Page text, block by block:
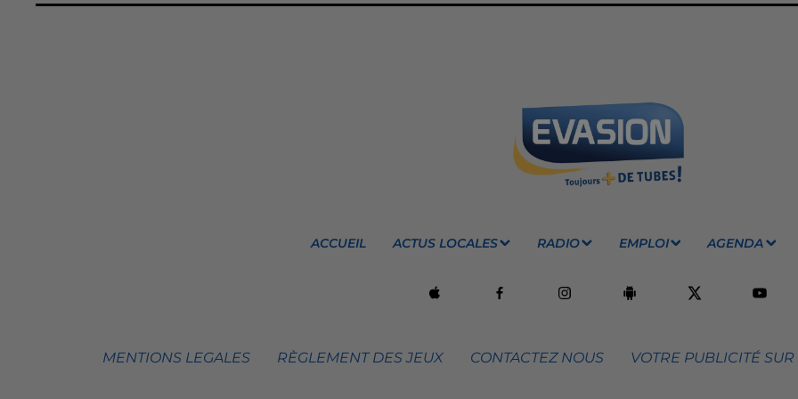
ACCUEIL ACTUS LOCALES RADIO EMPLOI AGENDA
MENTIONS LEGALES RÈGLEMENT DES JEUX CONTACTEZ NOUS VOTRE PUBLICITÉ